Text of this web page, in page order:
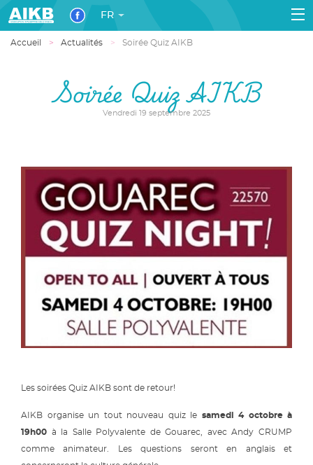
FR
Accueil Actualités Soirée Quiz AIKB
Soirée Quiz AIKB
Vendredi 19 septembre 2025
Les soirées Quiz AIKB sont de retour!
AIKB organise un tout nouveau quiz le samedi 4 octobre à
19h00 à la Salle Polyvalente de Gouarec, avec Andy CRUMP
comme animateur. Les questions seront en anglais et